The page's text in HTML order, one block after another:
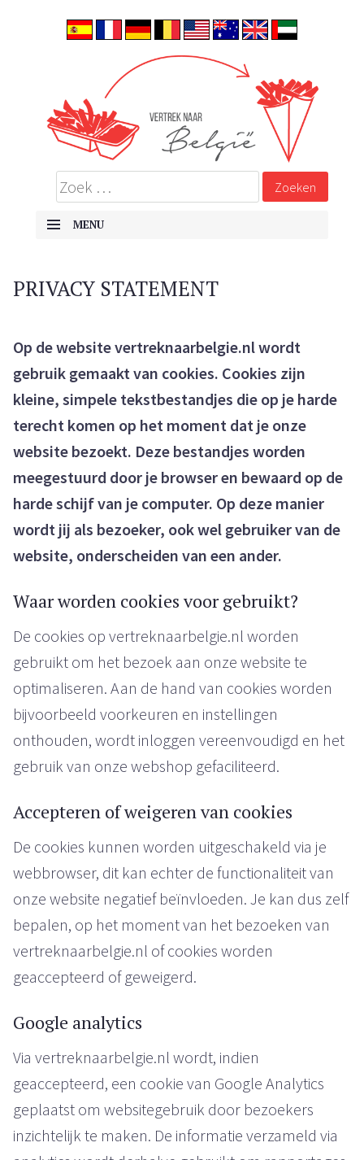
Vertrek naar België
ALLES OVER EMIGREREN NAAR BELGIË
MENU
PRIVACY STATEMENT
Op de website vertreknaarbelgie.nl wordt
gebruik gemaakt van cookies. Cookies zijn
kleine, simpele tekstbestandjes die op je harde
terecht komen op het moment dat je onze
website bezoekt. Deze bestandjes worden
meegestuurd door je browser en bewaard op de
harde schijf van je computer. Op deze manier
wordt jij als bezoeker, ook wel gebruiker van de
website, onderscheiden van een ander.
Waar worden cookies voor gebruikt?
De cookies op vertreknaarbelgie.nl worden
gebruikt om het bezoek aan onze website te
optimaliseren. Aan de hand van cookies worden
bijvoorbeeld voorkeuren en instellingen
onthouden, wordt inloggen vereenvoudigd en het
gebruik van onze webshop gefaciliteerd.
Accepteren of weigeren van cookies
De cookies kunnen worden uitgeschakeld via je
webbrowser, dit kan echter de functionaliteit van
onze website negatief beïnvloeden. Je kan dus zelf
bepalen, op het moment van het bezoeken van
vertreknaarbelgie.nl of cookies worden
geaccepteerd of geweigerd.
Google analytics
Via vertreknaarbelgie.nl wordt, indien
geaccepteerd, een cookie van Google Analytics
geplaatst om websitegebruik door bezoekers
inzichtelijk te maken. De informatie verzameld via